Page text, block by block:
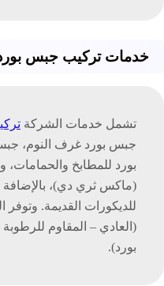
خدمات تركيب جبس بورد
تشمل خدمات الشركة
جبس بورد غرف النوم،
بورد للمطابخ والحمامات،
(ماكس ثري دي)، بالإضافة
للديكورات القديمة.
(العادي – المقاوم
بورد).